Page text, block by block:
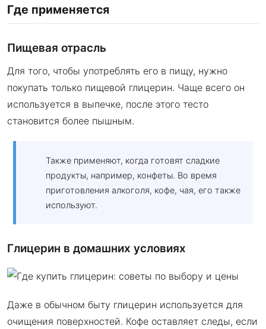
Где применяется
Пищевая отрасль
Для того, чтобы употреблять его в пищу, нужно
покупать только пищевой глицерин. Чаще всего он
используется в выпечке, после этого тесто
становится более пышным.
Также применяют, когда готовят сладкие
продукты, например, конфеты. Во время
приготовления алкоголя, кофе, чая, его также
используют.
Глицерин в домашних условиях
Даже в обычном быту глицерин используется для
очищения поверхностей. Кофе оставляет следы, если